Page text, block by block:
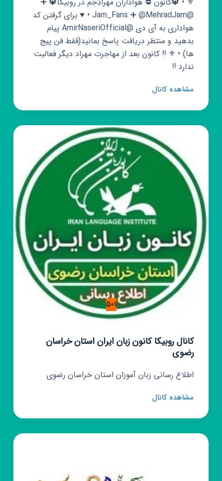
@Jam_Fans ➕ @MehradJam • ♥️ برای گرفتن کد
هواداری به آی دی @AmirNaseriOfficial پیام
بدهید و منتظر دریافت پاسخ بمانید(فقط فن پیج
ها) • ⚜ ‼ کانون بعد از مهاجرت مهراد دیگر فعالیت
ندارد ‼
مشاهده کانالکانال
🔱
کانون
هواداران
مهرادِ
501
کانال روبیکا کانون زبان ایران استان خراسان
رضوی
اطلاع رسانی زبان آموزان استان خراسان رضوی
مشاهده کانالکانال
کانون
زبان